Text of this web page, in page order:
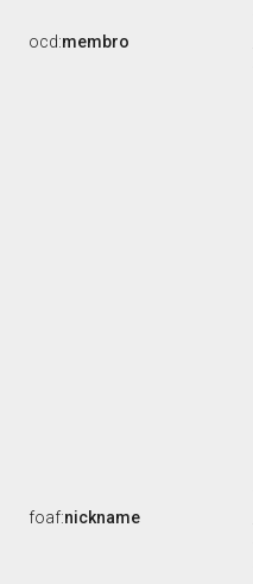
ocd:membro
foaf:nickname